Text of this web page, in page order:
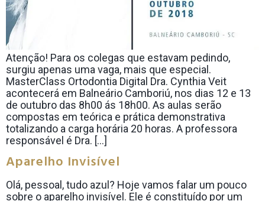
Atenção! Para os colegas que estavam pedindo,
surgiu apenas uma vaga, mais que especial.
MasterClass Ortodontia Digital Dra. Cynthia Veit
acontecerá em Balneário Camboriú, nos dias 12 e 13
de outubro das 8h00 ás 18h00. As aulas serão
compostas em teórica e prática demonstrativa
totalizando a carga horária 20 horas. A professora
responsável é Dra. […]
Aparelho Invisível
Olá, pessoal, tudo azul? Hoje vamos falar um pouco
sobre o aparelho invisível. Ele é constituído por um